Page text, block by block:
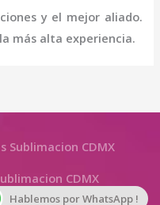
y el mejor aliado.
más alta experiencia.
Sublimacion CDMX
CDMX
Hablemos por WhatsApp !